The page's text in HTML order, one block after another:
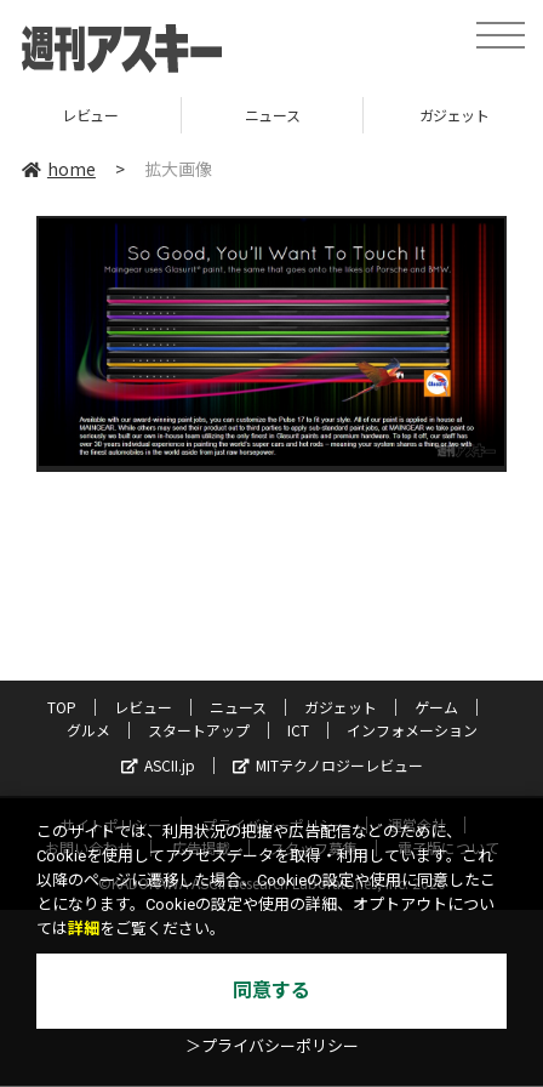
toggle
レビュー ニュース ガジェット
home > 拡大画像
TOP レビュー ニュース ガジェット
ゲーム
グルメ
スタートアップ ICT
インフォメーション
ASCII.jp
MITテクノロジーレビュー
サイトポリシー プライバシーポリシー
運営会社
お問い合わせ
広告掲載 スタッフ募集
電子版について
©KADOKAWA ASCII Research Laboratories, Inc. 2026
このサイトでは、利用状況の把握や広告配信などのために、
Cookieを使用してアクセスデータを取得・利用しています。これ
以降のページに遷移した場合、Cookieの設定や使用に同意したこ
とになります。Cookieの設定や使用の詳細、オプトアウトについ
ては詳細 をご覧ください。
同意する
＞プライバシーポリシー